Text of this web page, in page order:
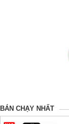
BÁN CHẠY NHẤT